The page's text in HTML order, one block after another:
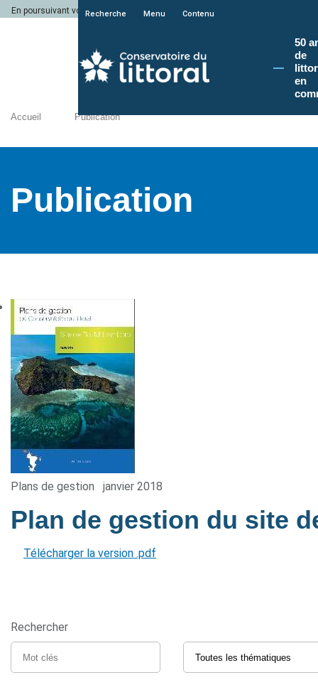
En poursuivant votre navigation sur le site du Conservatoire du littoral, vous
Recherche Menu Contenu
50
de
en
Accueil Publication
Publication
Plans de gestion janvier 2018
Plan de gestion du site
Télécharger la version .pdf
Rechercher